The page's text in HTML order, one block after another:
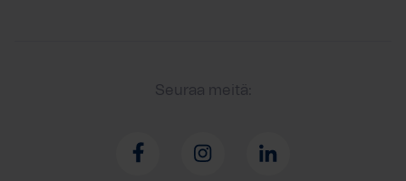
Seuraa meitä: